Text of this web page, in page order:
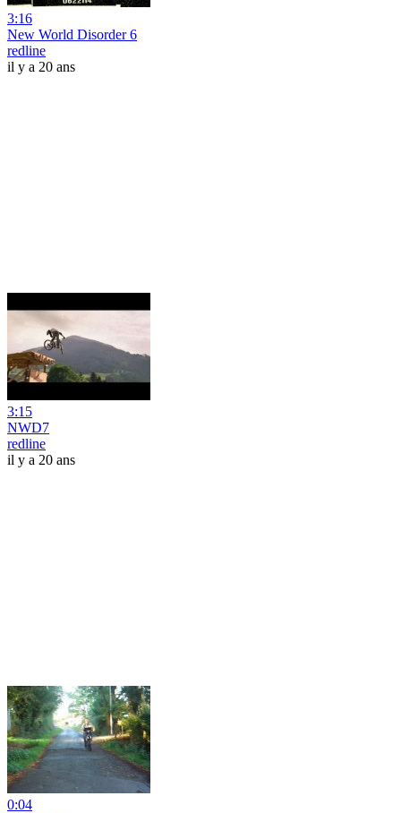
3:16
New World Disorder 6
redline
il y a 20 ans
3:15
NWD7
redline
il y a 20 ans
0:04